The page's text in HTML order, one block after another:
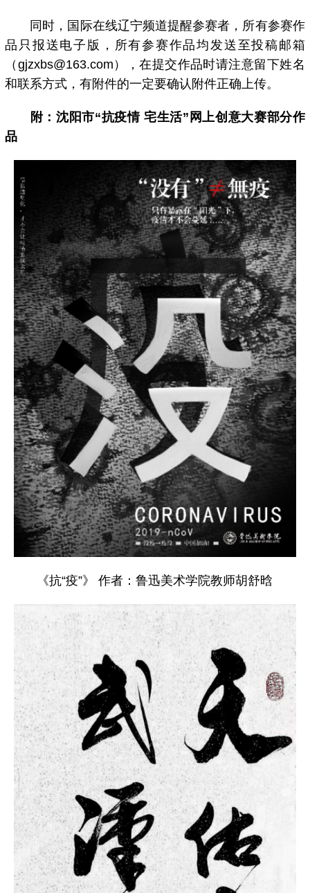
同时，国际在线辽宁频道提醒参赛者，所有参赛作
品只报送电子版，所有参赛作品均发送至投稿邮箱
（gjzxbs@163.com），在提交作品时请注意留下姓名
和联系方式，有附件的一定要确认附件正确上传。
附：沈阳市“抗疫情 宅生活”网上创意大赛部分作
品
《抗“疫”》 作者：鲁迅美术学院教师胡舒晗